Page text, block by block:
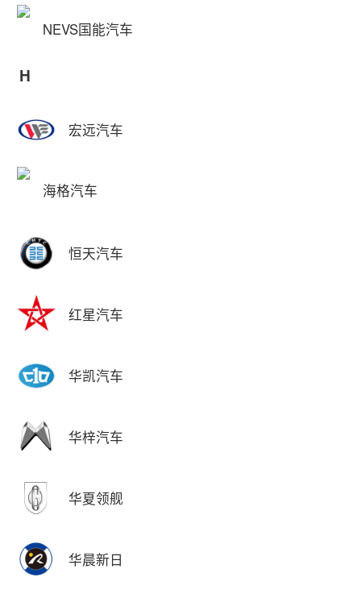
NEVS国能汽车
H
宏远汽车
海格汽车
恒天汽车
红星汽车
华凯汽车
华梓汽车
华夏领舰
华晨新日